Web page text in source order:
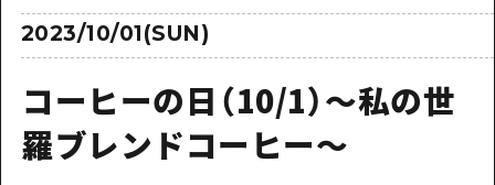
学び・体験
歴史・文化
癒し
宮島周辺
山口県東部
弾丸
山口県東部
愛媛県
島根県
施設の混雑状況のお知らせ
手荷物預かり・配送サービス
広島おもてなしパス
お問い合わせ
事業者・学校関係者の皆さま
2023/10/01(SUN)
コーヒーの日（10/1）～私の世
羅ブレンドコーヒー～